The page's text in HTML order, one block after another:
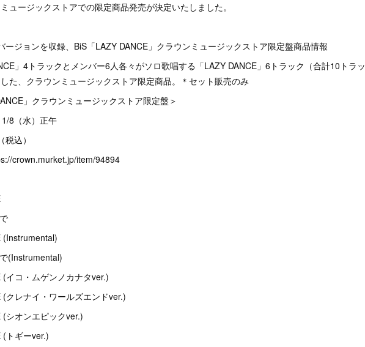
ュージックストアでの限定商品発売が決定いたしました。
ージョンを収録、BiS「LAZY DANCE」クラウンミュージックストア限定盤商品情報
」4トラックとメンバー6人各々がソロ歌唱する「LAZY DANCE」6トラック（合計10トラッ
た、クラウンミュージックストア限定商品。＊セット販売のみ
」クラウンミュージックストア限定盤＞
8（水）正午
込）
crown.murket.jp/item/94894
(Instrumental)
(Instrumental)
(イコ・ムゲンノカナタver.)
(クレナイ・ワールズエンドver.)
シオンエピックver.)
(トギーver.)